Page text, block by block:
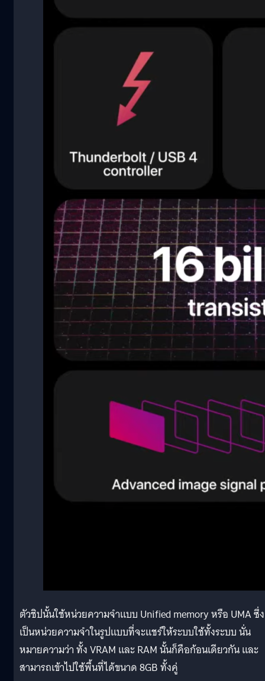
ตัวชิปนั้นใช้หน่วยความจำแบบ Unified memory หรือ UMA ซึ่ง
เป็นหน่วยความจำในรูปแบบที่จะแชร์ให้ระบบใช้ทั้งระบบ นั่น
หมายความว่า ทั้ง VRAM และ RAM นั้นก็คือก้อนเดียวกัน และ
สามารถเข้าไปใช้พื้นที่ได้ขนาด 8GB ทั้งคู่